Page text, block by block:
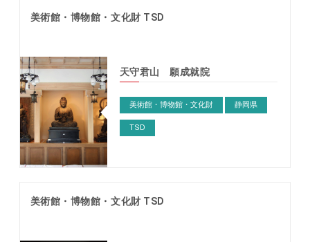
美術館・博物館・文化財 TSD
天守君山 願成就院
美術館・博物館・文化財 静岡県
TSD
美術館・博物館・文化財 TSD